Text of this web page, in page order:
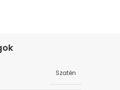
Szatén